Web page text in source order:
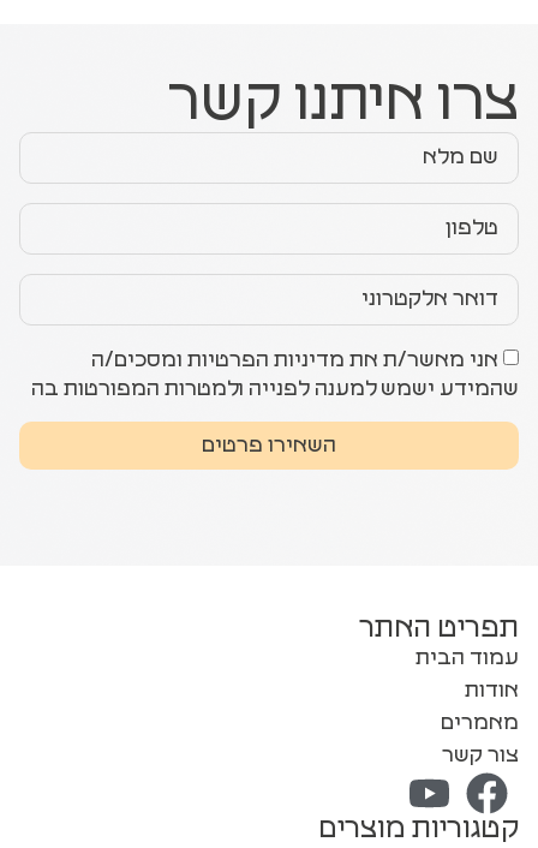
צרו איתנו קשר
אני מאשר/ת את מדיניות הפרטיות ומסכים/ה
שהמידע ישמש למענה לפנייה ולמטרות המפורטות בה
השאירו פרטים
תפריט האתר
עמוד הבית
אודות
מאמרים
צור קשר
קטגוריות מוצרים